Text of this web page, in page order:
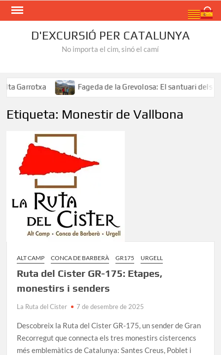
Skip
D'EXCURSIÓ PER CATALUNYA
No importa el cim, sinó el camí
Fageda de la Grevolosa: El santuari dels arbres
Etiqueta: Monestir de Vallbona
ALT CAMP CONCA DE BARBERÀ GR175 URGELL
Ruta del Cister GR-175: Etapes,
monestirs i senders
La Ruta del Cister 7 de desembre de 2025
Descobreix la Ruta del Cister GR-175, un sender de Gran
Recorregut que connecta els tres monestirs cistercencs
més emblemàtics de Catalunya: Santes Creus, Poblet i